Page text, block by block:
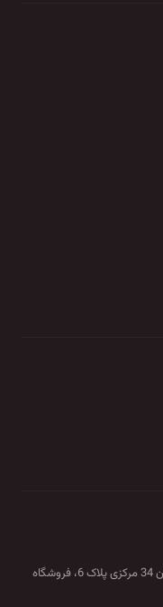
تهران، سعادت آباد، خیابان علامه جنوبی، خیابان 34 مرکزی پلاک 6، فروشگاه